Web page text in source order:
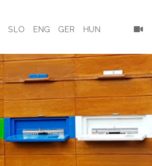
SLO ENG GER HUN